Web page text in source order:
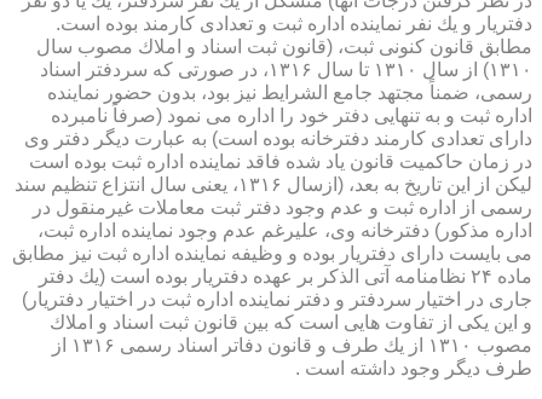
دفتریار و یك نفر نماینده اداره ثبت و تعدادی كارمند بوده است.
مطابق قانون كنونی ثبت، (قانون ثبت اسناد و املاك مصوب سال
۱۳۱۰) از سال ۱۳۱۰ تا سال ۱۳۱۶، در صورتی كه سردفتر اسناد
رسمی، ضمناً مجتهد جامع الشرایط نیز بود، بدون حضور نماینده
اداره ثبت و به تنهایی دفتر خود را اداره می نمود (صرفاً نامبرده
دارای تعدادی كارمند دفترخانه بوده است) به عبارت دیگر دفتر وی
در زمان حاكمیت قانون یاد شده فاقد نماینده اداره ثبت بوده است
لیكن از این تاریخ به بعد، (ازسال ۱۳۱۶، یعنی سال انتزاع تنظیم سند
رسمی از اداره ثبت و عدم وجود دفتر ثبت معاملات غیرمنقول در
اداره مذكور) دفترخانه وی، علیرغم عدم وجود نماینده اداره ثبت،
می بایست دارای دفتریار بوده و وظیفه نماینده اداره ثبت نیز مطابق
ماده ۲۴ نظامنامه آتی الذكر بر عهده دفتریار بوده است (یك دفتر
جاری در اختیار سردفتر و دفتر نماینده اداره ثبت در اختیار دفتریار)
و این یكی از تفاوت هایی است كه بین قانون ثبت اسناد و املاك
مصوب ۱۳۱۰ از یك طرف و قانون دفاتر اسناد رسمی ۱۳۱۶ از
طرف دیگر وجود داشته است .